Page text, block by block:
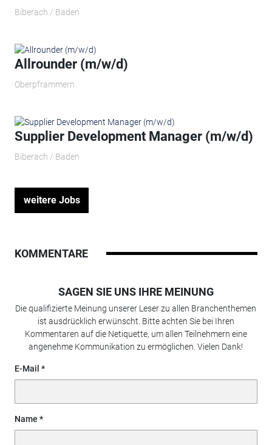
Biberach / Baden
Allrounder (m/w/d)
Oberpframmern
Supplier Development Manager (m/w/d)
Biberach / Baden
weitere Jobs
KOMMENTARE
SAGEN SIE UNS IHRE MEINUNG
Die qualifizierte Meinung unserer Leser zu allen Branchenthemen
ist ausdrücklich erwünscht. Bitte achten Sie bei Ihren
Kommentaren auf die Netiquette, um allen Teilnehmern eine
angenehme Kommunikation zu ermöglichen. Vielen Dank!
E-Mail
Name